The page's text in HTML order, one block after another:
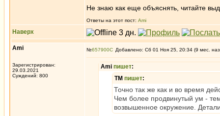
Не знаю как еще объяснять, читайте
Ответы на этот пост: Ami
Наверх
Ami
Зарегистрирован:
29.03.2021
Суждений: 800
№657900 Добавлено: Сб 01 Ноя 25, 20:34 (9 мес.
Ami пишет:
ТМ пишет:
Точно так же как и во время
Чем более продвинутый ум -
возвышенное окружение.